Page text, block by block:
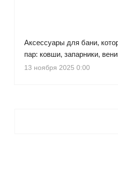
Аксессуары для бани,
пар: ковши, запарники,
13 ноября 2025 0:00